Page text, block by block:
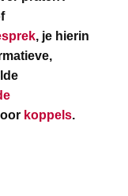
, je hierin
koppels.